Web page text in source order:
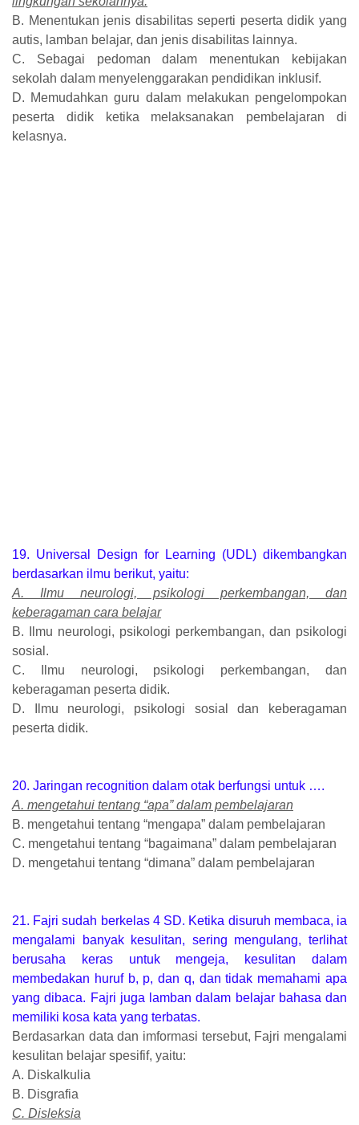
B. Menentukan jenis disabilitas seperti peserta didik yang
autis, lamban belajar, dan jenis disabilitas lainnya.
C. Sebagai pedoman dalam menentukan kebijakan
sekolah dalam menyelenggarakan pendidikan inklusif.
D. Memudahkan guru dalam melakukan pengelompokan
peserta didik ketika melaksanakan pembelajaran di
kelasnya.
19. Universal Design for Learning (UDL) dikembangkan
berdasarkan ilmu berikut, yaitu:
A. Ilmu neurologi, psikologi perkembangan, dan
keberagaman cara belajar
B. Ilmu neurologi, psikologi perkembangan, dan psikologi
sosial.
C. Ilmu neurologi, psikologi perkembangan, dan
keberagaman peserta didik.
D. Ilmu neurologi, psikologi sosial dan keberagaman
peserta didik.
20. Jaringan recognition dalam otak berfungsi untuk ….
A. mengetahui tentang “apa” dalam pembelajaran
B. mengetahui tentang “mengapa” dalam pembelajaran
C. mengetahui tentang “bagaimana” dalam pembelajaran
D. mengetahui tentang “dimana” dalam pembelajaran
21. Fajri sudah berkelas 4 SD. Ketika disuruh membaca, ia
mengalami banyak kesulitan, sering mengulang, terlihat
berusaha keras untuk mengeja, kesulitan dalam
membedakan huruf b, p, dan q, dan tidak memahami apa
yang dibaca. Fajri juga lamban dalam belajar bahasa dan
memiliki kosa kata yang terbatas.
Berdasarkan data dan imformasi tersebut, Fajri mengalami
kesulitan belajar spesifif, yaitu:
A. Diskalkulia
B. Disgrafia
C. Disleksia